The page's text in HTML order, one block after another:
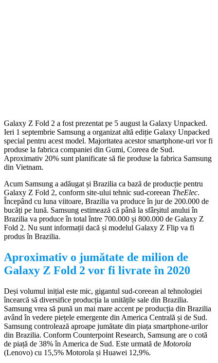
Galaxy Z Fold 2 a fost prezentat pe 5 august la Galaxy Unpacked.
Ieri 1 septembrie Samsung a organizat altă ediție Galaxy Unpacked
special pentru acest model. Majoritatea acestor smartphone-uri vor fi
produse la fabrica companiei din Gumi, Coreea de Sud.
Aproximativ 20% sunt planificate să fie produse la fabrica Samsung
din Vietnam.
Acum Samsung a adăugat și Brazilia ca bază de producție pentru
Galaxy Z Fold 2, conform site-ului tehnic sud-coreean TheElec.
Începând cu luna viitoare, Brazilia va produce în jur de 200.000 de
bucăți pe lună. Samsung estimează că până la sfârșitul anului în
Brazilia va produce în total între 700.000 și 800.000 de Galaxy Z
Fold 2. Nu sunt informații dacă și modelul Galaxy Z Flip va fi
produs în Brazilia.
Aproximativ o jumătate de milion de
Galaxy Z Fold 2 vor fi livrate în 2020
Deși volumul inițial este mic, gigantul sud-coreean al tehnologiei
încearcă să diversifice producția la unitățile sale din Brazilia.
Samsung vrea să pună un mai mare accent pe producția din Brazilia
având în vedere piețele emergente din America Centrală și de Sud.
Samsung controlează aproape jumătate din piața smartphone-urilor
din Brazilia. Conform Counterpoint Research, Samsung are o cotă
de piață de 38% în America de Sud. Este urmată de Motorola
(Lenovo) cu 15,5% Motorola și Huawei 12,9%.